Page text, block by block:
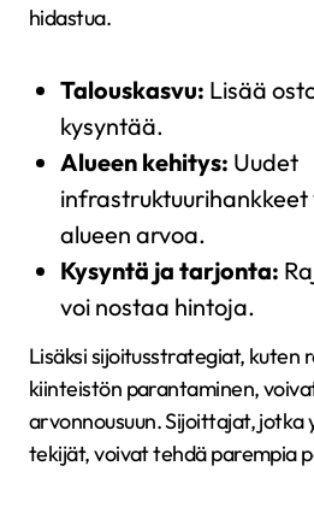
hidastua.
Talouskasvu: Lisää
kysyntää.
Alueen kehitys: Uudet
alueen arvoa.
Kysyntä ja tarjonta:
voi nostaa hintoja.
Lisäksi sijoitusstrategiat, kuten
kiinteistön parantaminen,
arvonnousuun. Sijoittajat,
tekijät, voivat tehdä parempia